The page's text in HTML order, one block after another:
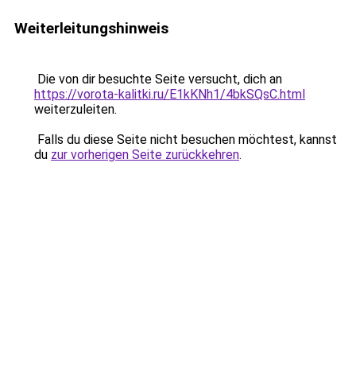
Weiterleitungshinweis
Die von dir besuchte Seite versucht, dich an
https://vorota-kalitki.ru/E1kKNh1/4bkSQsC.html
weiterzuleiten.
Falls du diese Seite nicht besuchen möchtest, kannst
du zur vorherigen Seite zurückkehren.